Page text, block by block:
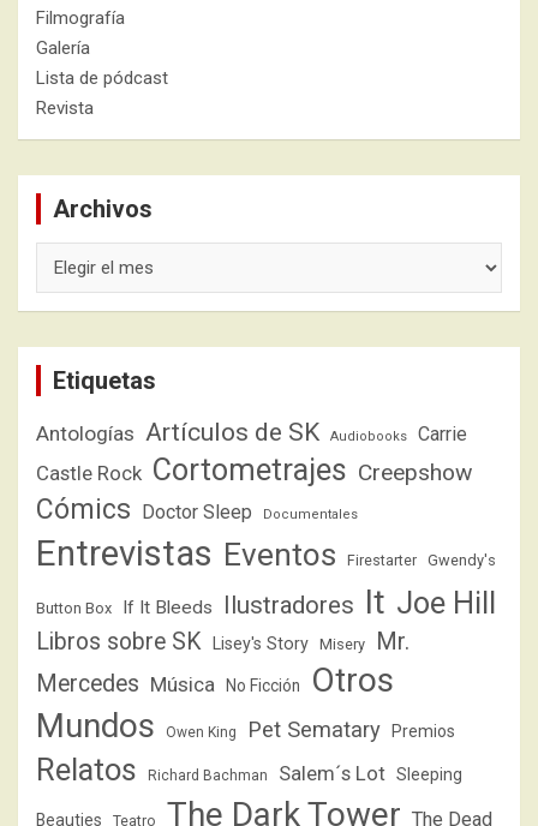
Filmografía
Galería
Lista de pódcast
Revista
Archivos
Etiquetas
Antologías Artículos de SK Audiobooks Carrie
Castle Rock Cortometrajes Creepshow
Cómics Doctor Sleep Documentales
Entrevistas Eventos Firestarter Gwendy's
Button Box If It Bleeds Ilustradores It Joe Hill
Libros sobre SK Lisey's Story Misery
Mr.
Mercedes Música No Ficción
Otros
Mundos
Owen King Pet Sematary Premios
Relatos Richard Bachman Salem´s Lot Sleeping
Beauties Teatro The Dark Tower The Dead